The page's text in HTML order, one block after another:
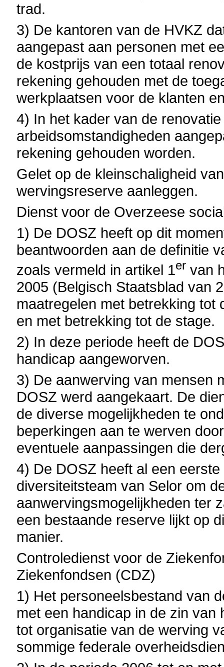
trad.
3) De kantoren van de HVKZ
aangepast aan personen met
de kostprijs van een totaal
rekening gehouden met de
werkplaatsen voor de klanten
4) In het kader van de
arbeidsomstandigheden
rekening gehouden worden.
Gelet op de kleinschaligheid
wervingsreserve aanleggen.
Dienst voor de Overzeese
1) De DOSZ heeft op dit
beantwoorden aan de definitie
zoals vermeld in artikel 1er van
2005 (Belgisch Staatsblad van
maatregelen met betrekking
en met betrekking tot de stage.
2) In deze periode heeft de
handicap aangeworven.
3) De aanwerving van mensen
DOSZ werd aangekaart. De
de diverse mogelijkheden te
beperkingen aan te werven
eventuele aanpassingen die
4) De DOSZ heeft al een
diversiteitsteam van Selor om
aanwervingsmogelijkheden ter
een bestaande reserve lijkt op
manier.
Controledienst voor de
Ziekenfondsen (CDZ)
1) Het personeelsbestand van
met een handicap in de zin
tot organisatie van de werving
sommige federale